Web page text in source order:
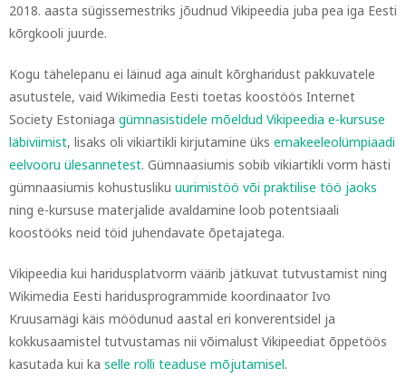
2018. aasta sügissemestriks jõudnud Vikipeedia juba pea iga Eesti
kõrgkooli juurde.
Kogu tähelepanu ei läinud aga ainult kõrgharidust pakkuvatele
asutustele, vaid Wikimedia Eesti toetas koostöös Internet
Society Estoniaga gümnasistidele mõeldud Vikipeedia e-kursuse
läbiviimist, lisaks oli vikiartikli kirjutamine üks emakeeleolümpiaadi
eelvooru ülesannetest. Gümnaasiumis sobib vikiartikli vorm hästi
gümnaasiumis kohustusliku uurimistöö või praktilise töö jaoks
ning e-kursuse materjalide avaldamine loob potentsiaali
koostööks neid töid juhendavate õpetajatega.
Vikipeedia kui haridusplatvorm väärib jätkuvat tutvustamist ning
Wikimedia Eesti haridusprogrammide koordinaator Ivo
Kruusamägi käis möödunud aastal eri konverentsidel ja
kokkusaamistel tutvustamas nii võimalust Vikipeediat õppetöös
kasutada kui ka selle rolli teaduse mõjutamisel.